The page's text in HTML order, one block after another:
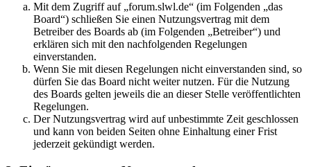
Mit dem Zugriff auf „forum.slwl.de“ (im Folgenden „das
Board“) schließen Sie einen Nutzungsvertrag mit dem
Betreiber des Boards ab (im Folgenden „Betreiber“) und
erklären sich mit den nachfolgenden Regelungen
einverstanden.
Wenn Sie mit diesen Regelungen nicht einverstanden sind, so
dürfen Sie das Board nicht weiter nutzen. Für die Nutzung
des Boards gelten jeweils die an dieser Stelle veröffentlichten
Regelungen.
Der Nutzungsvertrag wird auf unbestimmte Zeit geschlossen
und kann von beiden Seiten ohne Einhaltung einer Frist
jederzeit gekündigt werden.